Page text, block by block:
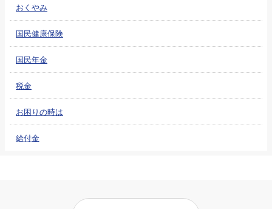
おくやみ
国民健康保険
国民年金
税金
お困りの時は
給付金